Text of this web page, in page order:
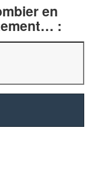
en
: